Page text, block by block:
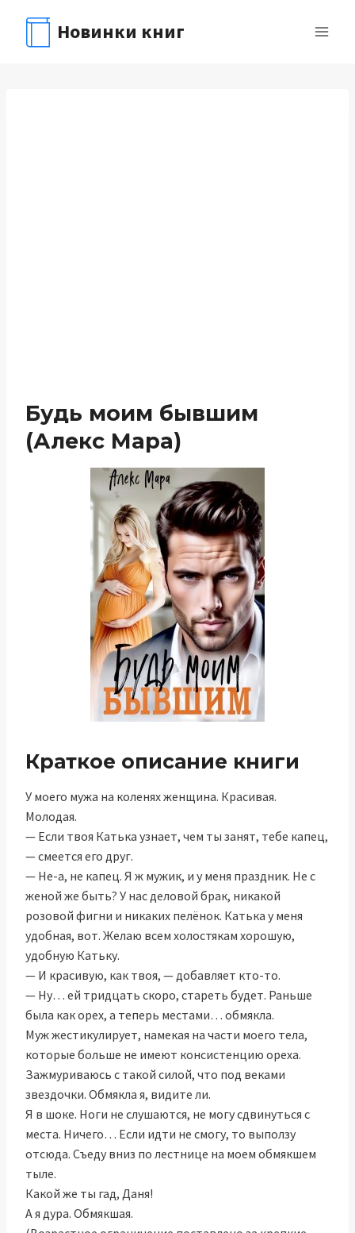
содержимому
Новинки книг
Будь моим бывшим
(Алекс Мара)
Краткое описание книги
У моего мужа на коленях женщина. Красивая.
Молодая.
— Если твоя Катька узнает, чем ты занят, тебе капец,
— смеется его друг.
— Не-а, не капец. Я ж мужик, и у меня праздник. Не с
женой же быть? У нас деловой брак, никакой
розовой фигни и никаких пелёнок. Катька у меня
удобная, вот. Желаю всем холостякам хорошую,
удобную Катьку.
— И красивую, как твоя, — добавляет кто-то.
— Ну… ей тридцать скоро, стареть будет. Раньше
была как орех, а теперь местами… обмякла.
Муж жестикулирует, намекая на части моего тела,
которые больше не имеют консистенцию ореха.
Зажмуриваюсь с такой силой, что под веками
звездочки. Обмякла я, видите ли.
Я в шоке. Ноги не слушаются, не могу сдвинуться с
места. Ничего… Если идти не смогу, то выползу
отсюда. Съеду вниз по лестнице на моем обмякшем
тыле.
Какой же ты гад, Даня!
А я дура. Обмякшая.